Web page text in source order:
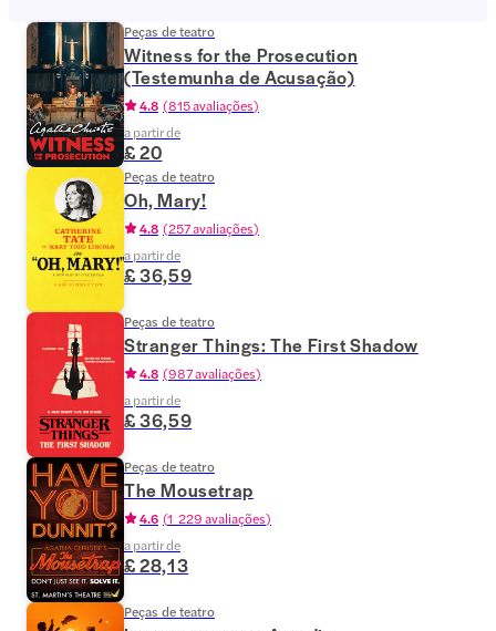
Peças de teatro
Witness for the Prosecution
(Testemunha de Acusação)
4.8 (815 avaliações)
a partir de
£ 20
Peças de teatro
Oh, Mary!
4.8 (257 avaliações)
a partir de
£ 36,59
Peças de teatro
Stranger Things: The First Shadow
4.8 (987 avaliações)
a partir de
£ 36,59
Peças de teatro
The Mousetrap
4.6 (1 229 avaliações)
a partir de
£ 28,13
Peças de teatro